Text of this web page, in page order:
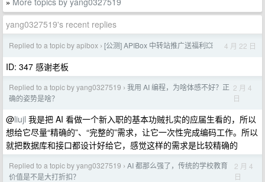
»
yang0327519's recent replies
Replied to a topic by apibox › [公测] APIBox 中转站推广送福利💥 4 月 22 日
ID: 347 感谢老板
Replied to a topic by yang0327519 › 我用 AI 编程，为啥体感不好？正
确的姿势是啥？
2 月 4
日
@liujl 我是把 AI 看做一个新入职的基本功贼扎实的应届生看的，所以
想给它尽量“精确的”、“完整的”需求，让它一次性完成编码工作。所以
就把数据库和接口都设计好给它，感觉这样的需求是比较精确的
Replied to a topic by yang0327519 › AI 都那么强了，传统的学校教育
价值是不是大打折扣？
2 月 4
日